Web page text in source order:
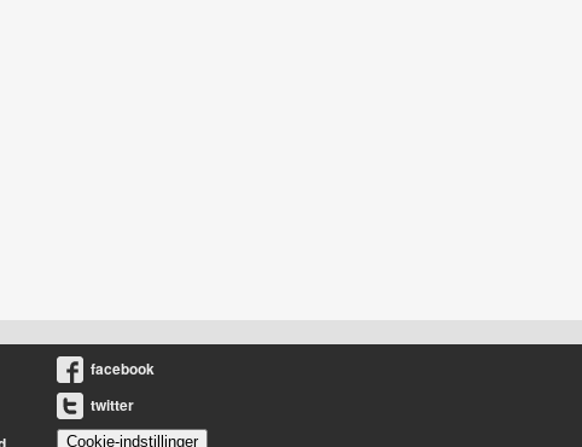
facebook
twitter
Cookie-indstillinger